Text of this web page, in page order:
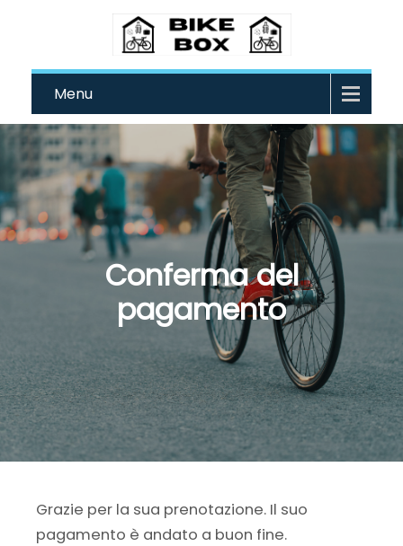
Menu
Conferma del
pagamento
Grazie per la sua prenotazione. Il suo
pagamento è andato a buon fine.